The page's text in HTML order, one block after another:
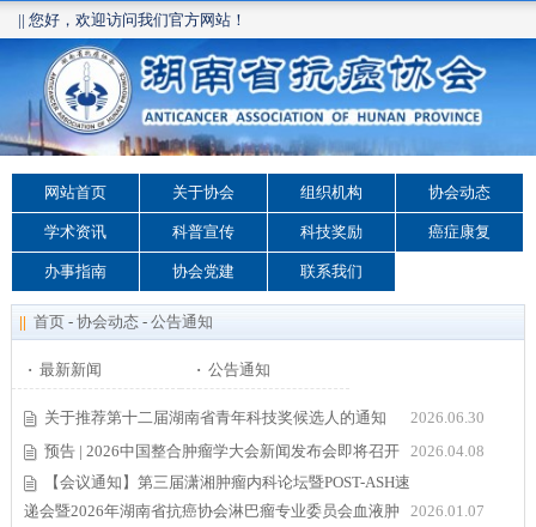
|| 您好，欢迎访问我们官方网站！
网站首页 关于协会 组织机构 协会动态
学术资讯 科普宣传 科技奖励 癌症康复
办事指南 协会党建 联系我们
|| 首页 - 协会动态 - 公告通知
· 最新新闻 · 公告通知
关于推荐第十二届湖南省青年科技奖候选人的通知
2026.06.30
预告 | 2026中国整合肿瘤学大会新闻发布会即将召开
2026.04.08
【会议通知】第三届潇湘肿瘤内科论坛暨POST-ASH速
递会暨2026年湖南省抗癌协会淋巴瘤专业委员会血液肿
2026.01.07